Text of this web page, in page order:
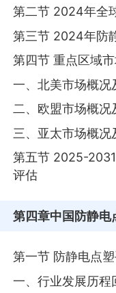
第二节 2024年全
第三节 2024年防
第四节 重点区域
一、北美市场概况
二、欧盟市场概况
三、亚太市场概况
第五节 2025-
评估
第四章中国防静电
第一节 防静电点
一、行业发展历程